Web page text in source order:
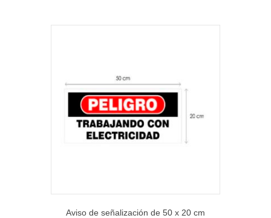
Aviso de señalización de 50 x 20 cm